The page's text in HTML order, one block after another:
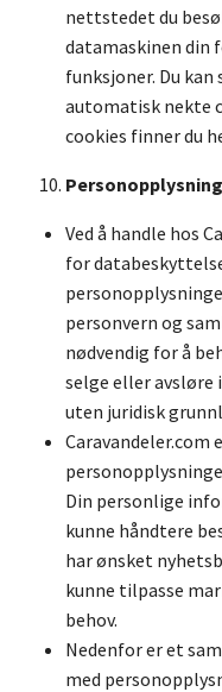
nettstedet du
datamaskinen din
funksjoner. Du
automatisk nekte
cookies finner du
Ved å handle hos
for
personvern og
nødvendig for å
selge eller
uten juridisk
Caravandeler.com
Din personlige
kunne håndtere
har ønsket
kunne tilpasse
behov.
Nedenfor er et
med